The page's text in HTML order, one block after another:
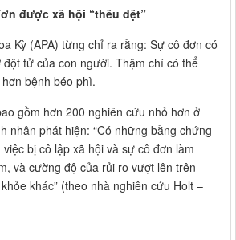
được xã hội “thêu dệt”
Kỳ (APA) từng chỉ ra rằng: Sự cô đơn có
tử của con người. Thậm chí có thể
bệnh béo phì.
gồm hơn 200 nghiên cứu nhỏ hơn ở
nhân phát hiện: “Có những bằng chứng
bị cô lập xã hội và sự cô đơn làm
và cường độ của rủi ro vượt lên trên
khác” (theo nhà nghiên cứu Holt –